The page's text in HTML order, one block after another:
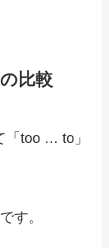
比較
「too … to」
す。